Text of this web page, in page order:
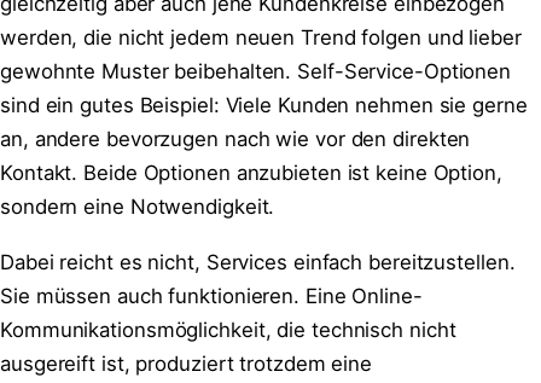
werden, die nicht jedem neuen Trend folgen und lieber
gewohnte Muster beibehalten. Self-Service-Optionen
sind ein gutes Beispiel: Viele Kunden nehmen sie gerne
an, andere bevorzugen nach wie vor den direkten
Kontakt. Beide Optionen anzubieten ist keine Option,
sondern eine Notwendigkeit.
Dabei reicht es nicht, Services einfach bereitzustellen.
Sie müssen auch funktionieren. Eine Online-
Kommunikationsmöglichkeit, die technisch nicht
ausgereift ist, produziert trotzdem eine